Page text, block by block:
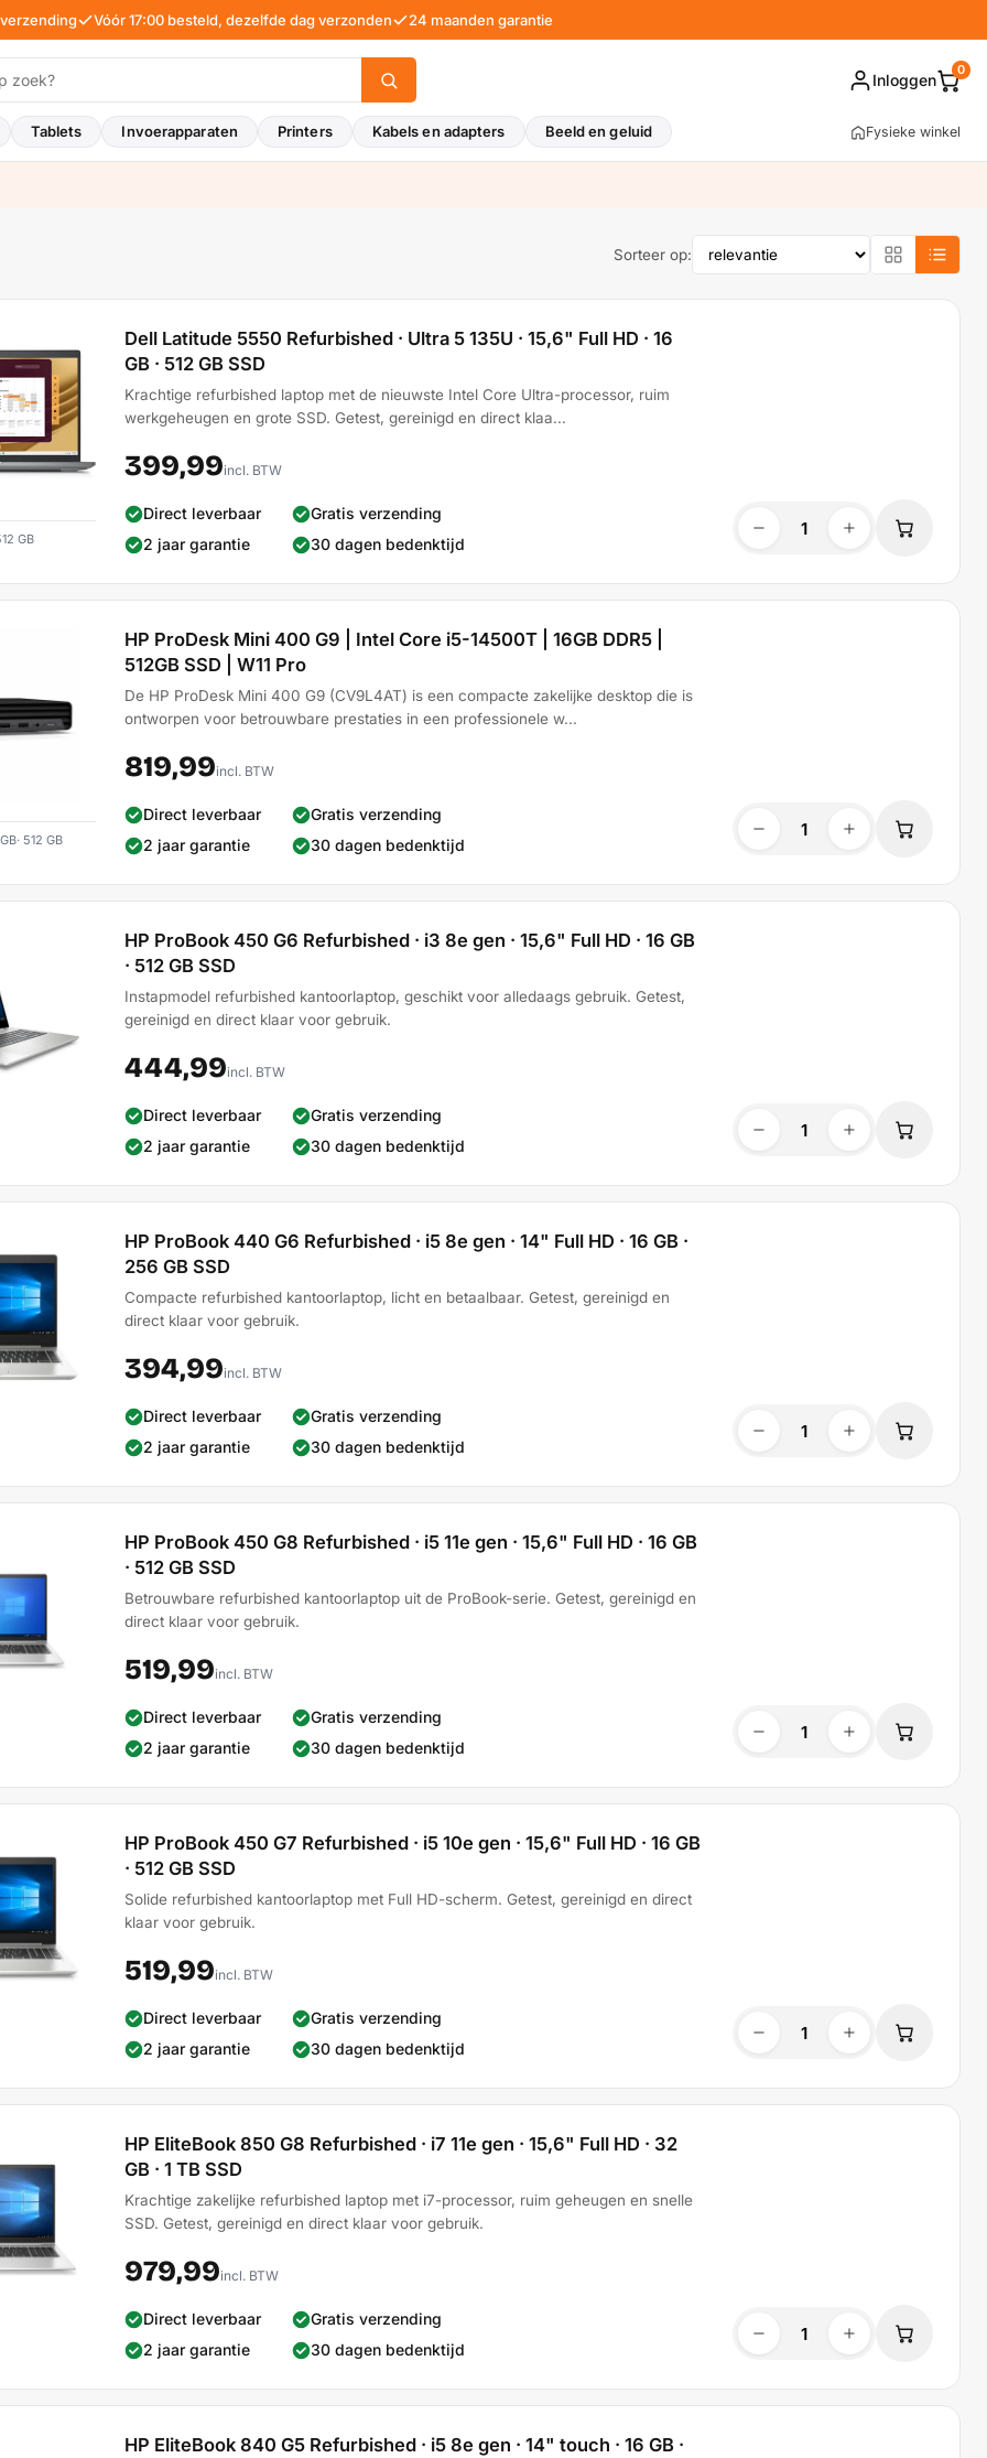
Vóór 17:00 besteld, dezelfde dag verzonden 24 maanden garantie
Inloggen
0
Tablets Invoerapparaten Printers Kabels en adapters Beeld en geluid Fysieke winkel
Sorteer op:
GB
Dell Latitude 5550 Refurbished · Ultra 5 135U · 15,6" Full HD · 16
GB · 512 GB SSD
Krachtige refurbished laptop met de nieuwste Intel Core Ultra-processor, ruim
werkgeheugen en grote SSD. Getest, gereinigd en direct klaa...
399,99incl. BTW
Direct leverbaar
2 jaar garantie
Gratis verzending
30 dagen bedenktijd
512 GB
HP ProDesk Mini 400 G9 | Intel Core i5-14500T | 16GB DDR5 |
512GB SSD | W11 Pro
De HP ProDesk Mini 400 G9 (CV9L4AT) is een compacte zakelijke desktop die is
ontworpen voor betrouwbare prestaties in een professionele w...
819,99incl. BTW
Direct leverbaar
2 jaar garantie
Gratis verzending
30 dagen bedenktijd
HP ProBook 450 G6 Refurbished · i3 8e gen · 15,6" Full HD · 16 GB
· 512 GB SSD
Instapmodel refurbished kantoorlaptop, geschikt voor alledaags gebruik. Getest,
gereinigd en direct klaar voor gebruik.
444,99incl. BTW
Direct leverbaar
2 jaar garantie
Gratis verzending
30 dagen bedenktijd
HP ProBook 440 G6 Refurbished · i5 8e gen · 14" Full HD · 16 GB ·
256 GB SSD
Compacte refurbished kantoorlaptop, licht en betaalbaar. Getest, gereinigd en
direct klaar voor gebruik.
394,99incl. BTW
Direct leverbaar
2 jaar garantie
Gratis verzending
30 dagen bedenktijd
HP ProBook 450 G8 Refurbished · i5 11e gen · 15,6" Full HD · 16 GB
· 512 GB SSD
Betrouwbare refurbished kantoorlaptop uit de ProBook-serie. Getest, gereinigd en
direct klaar voor gebruik.
519,99incl. BTW
Direct leverbaar
2 jaar garantie
Gratis verzending
30 dagen bedenktijd
HP ProBook 450 G7 Refurbished · i5 10e gen · 15,6" Full HD · 16 GB
· 512 GB SSD
Solide refurbished kantoorlaptop met Full HD-scherm. Getest, gereinigd en direct
klaar voor gebruik.
519,99incl. BTW
Direct leverbaar
2 jaar garantie
Gratis verzending
30 dagen bedenktijd
HP EliteBook 850 G8 Refurbished · i7 11e gen · 15,6" Full HD · 32
GB · 1 TB SSD
Krachtige zakelijke refurbished laptop met i7-processor, ruim geheugen en snelle
SSD. Getest, gereinigd en direct klaar voor gebruik.
979,99incl. BTW
Direct leverbaar
2 jaar garantie
Gratis verzending
30 dagen bedenktijd
HP EliteBook 840 G5 Refurbished · i5 8e gen · 14" touch · 16 GB ·